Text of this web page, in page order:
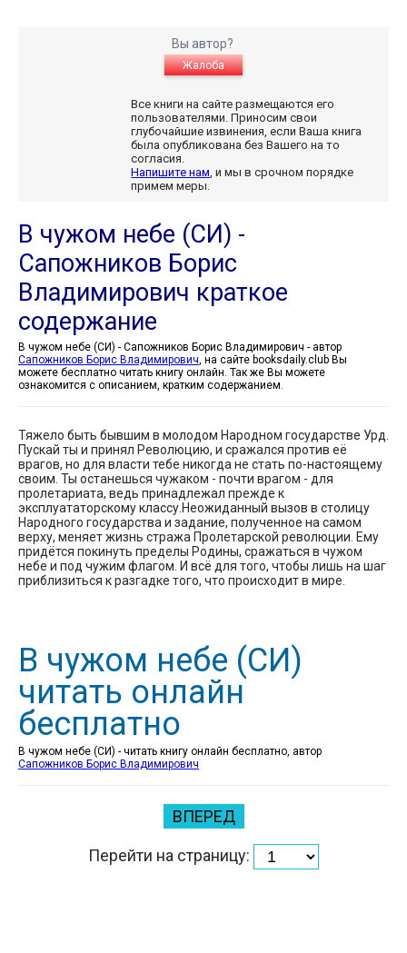
Вы автор?
Жалоба
Все книги на сайте размещаются его
пользователями. Приносим свои
глубочайшие извинения, если Ваша книга
была опубликована без Вашего на то
согласия.
Напишите нам, и мы в срочном порядке
примем меры.
В чужом небе (СИ) -
Сапожников Борис
Владимирович краткое
содержание
В чужом небе (СИ) - Сапожников Борис Владимирович - автор
Сапожников Борис Владимирович, на сайте booksdaily.club Вы
можете бесплатно читать книгу онлайн. Так же Вы можете
ознакомится с описанием, кратким содержанием.
Тяжело быть бывшим в молодом Народном государстве Урд.
Пускай ты и принял Революцию, и сражался против её
врагов, но для власти тебе никогда не стать по-настоящему
своим. Ты останешься чужаком - почти врагом - для
пролетариата, ведь принадлежал прежде к
эксплуататорскому классу.Неожиданный вызов в столицу
Народного государства и задание, полученное на самом
верху, меняет жизнь стража Пролетарской революции. Ему
придётся покинуть пределы Родины, сражаться в чужом
небе и под чужим флагом. И всё для того, чтобы лишь на шаг
приблизиться к разгадке того, что происходит в мире.
В чужом небе (СИ)
читать онлайн
бесплатно
В чужом небе (СИ) - читать книгу онлайн бесплатно, автор
Сапожников Борис Владимирович
ВПЕРЕД
Перейти на страницу: